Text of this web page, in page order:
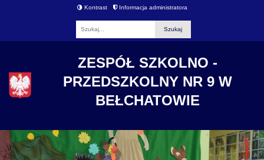
Kontrast Informacja administratora
ZESPÓŁ SZKOLNO -
PRZEDSZKOLNY NR 9 W
BEŁCHATOWIE